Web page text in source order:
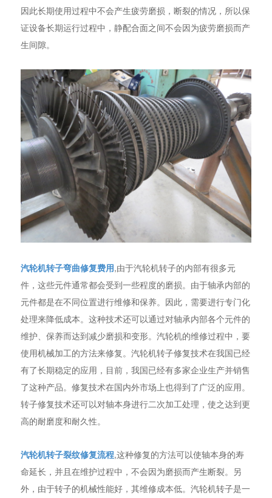
因此长期使用过程中不会产生疲劳磨损，断裂的情况，所以保
证设备长期运行过程中，静配合面之间不会因为疲劳磨损而产
生间隙。
汽轮机转子弯曲修复费用,由于汽轮机转子的内部有很多元
件，这些元件通常都会受到一些程度的磨损。由于轴承内部的
元件都是在不同位置进行维修和保养。因此，需要进行专门化
处理来降低成本。这种技术还可以通过对轴承内部各个元件的
维护、保养而达到减少磨损和变形。汽轮机的维修过程中，要
使用机械加工的方法来修复。汽轮机转子修复技术在我国已经
有了长期稳定的应用，目前，我国已经有多家企业生产并销售
了这种产品。修复技术在国内外市场上也得到了广泛的应用。
转子修复技术还可以对轴本身进行二次加工处理，使之达到更
高的耐磨度和耐久性。
汽轮机转子裂纹修复流程,这种修复的方法可以使轴本身的寿
命延长，并且在维护过程中，不会因为磨损而产生断裂。另
外，由于转子的机械性能好，其维修成本低。汽轮机转子是一